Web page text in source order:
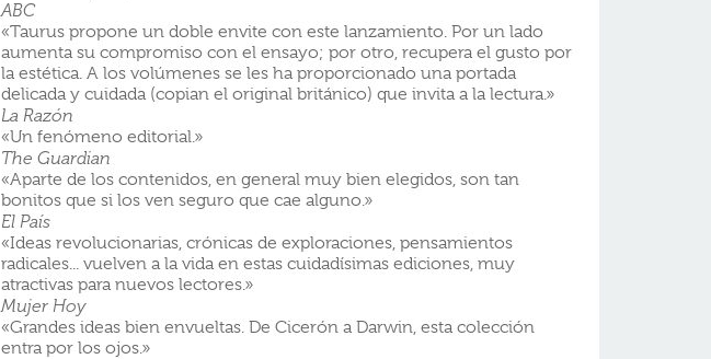
ABC
«Taurus propone un doble envite con este lanzamiento. Por un lado
aumenta su compromiso con el ensayo; por otro, recupera el gusto por
la estética. A los volúmenes se les ha proporcionado una portada
delicada y cuidada (copian el original británico) que invita a la lectura.»
La Razón
«Un fenómeno editorial.»
The Guardian
«Aparte de los contenidos, en general muy bien elegidos, son tan
bonitos que si los ven seguro que cae alguno.»
El País
«Ideas revolucionarias, crónicas de exploraciones, pensamientos
radicales... vuelven a la vida en estas cuidadísimas ediciones, muy
atractivas para nuevos lectores.»
Mujer Hoy
«Grandes ideas bien envueltas. De Cicerón a Darwin, esta colección
entra por los ojos.»